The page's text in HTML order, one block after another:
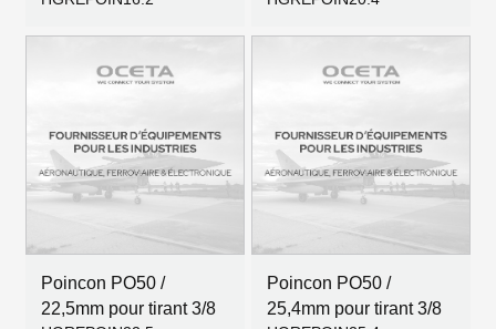
Poincon PO50 /
22,5mm pour tirant 3/8
Poincon PO50 /
25,4mm pour tirant 3/8